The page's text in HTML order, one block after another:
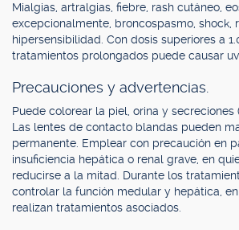
Mialgias, artralgias, fiebre, rash cutáneo,
excepcionalmente, broncospasmo, shock,
hipersensibilidad. Con dosis superiores a
tratamientos prolongados puede causar
Precauciones y advertencias.
Puede colorear la piel, orina y secreciones
Las lentes de contacto blandas pueden
permanente. Emplear con precaución en
insuficiencia hepática o renal grave, en
reducirse a la mitad. Durante los
controlar la función medular y hepática,
realizan tratamientos asociados.